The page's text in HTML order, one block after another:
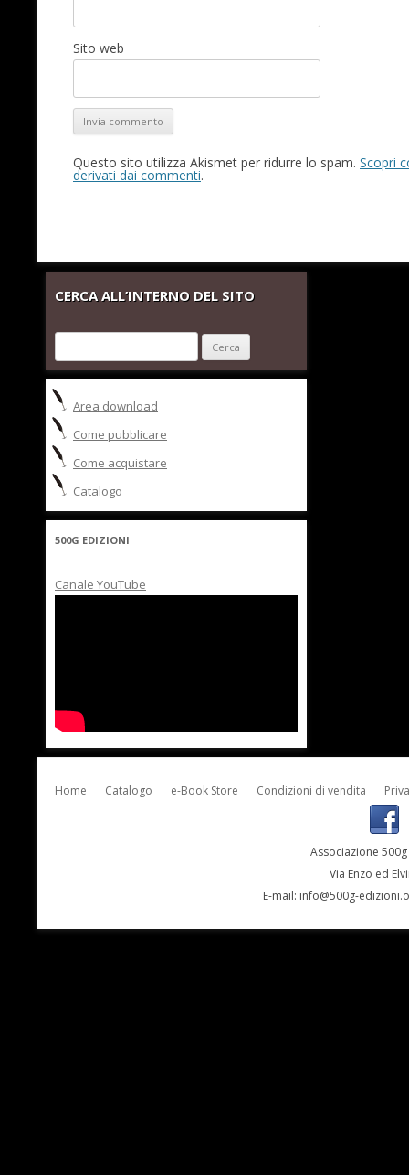
Sito web
Questo sito utilizza Akismet per ridurre lo spam. Scopri
derivati dai commenti.
CERCA ALL’INTERNO DEL SITO
per:
Area download
Come pubblicare
Come acquistare
Catalogo
500G EDIZIONI
Canale YouTube
Home Catalogo e-Book Store Condizioni di vendita
Associazione
Via Enzo ed
E-mail: info@500g-